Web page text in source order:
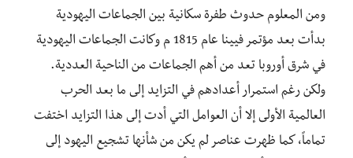
ومن المعلوم حدوث طفرة سكانية بين الجماعات اليهودية
بدأت بعد مؤتمر فيينا عام 1815 م وكانت الجماعات اليهودية
في شرق أوروبا تعد من أهم الجماعات من الناحية العددية.
ولكن رغم استمرار أعدادهم في التزايد إلى ما بعد الحرب
العالمية الأولى إلا أن العوامل التي أدت إلى هذا التزايد اختفت
تماماً، كما ظهرت عناصر لم يكن من شأنها تشجيع اليهود إلى